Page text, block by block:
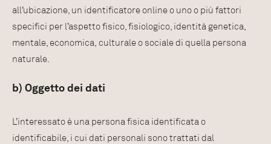
all’ubicazione, un identificatore online o uno o più fattori
specifici per l’aspetto fisico, fisiologico, identità genetica,
mentale, economica, culturale o sociale di quella persona
naturale.
b) Oggetto dei dati
L’interessato è una persona fisica identificata o
identificabile, i cui dati personali sono trattati dal